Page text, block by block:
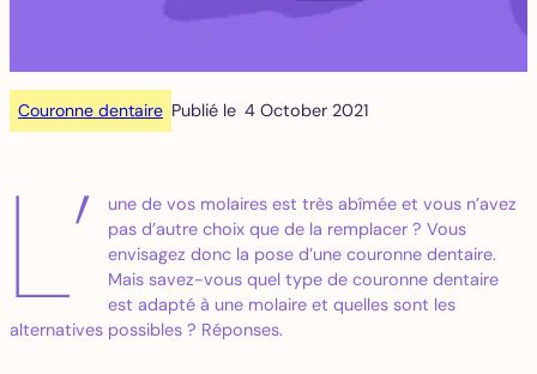
Couronne dentaire Publié le 4 October 2021
L’
une de vos molaires est très abîmée et vous n’avez
pas d’autre choix que de la remplacer ? Vous
envisagez donc la pose d’une couronne dentaire.
Mais savez-vous quel type de couronne dentaire
est adapté à une molaire et quelles sont les
alternatives possibles ? Réponses.